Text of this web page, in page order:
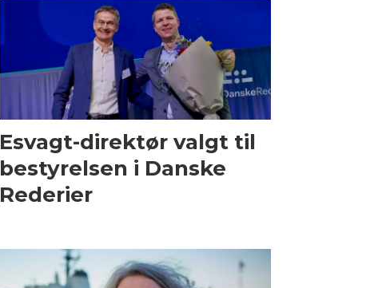
Esvagt-direktør valgt til
bestyrelsen i Danske
Rederier